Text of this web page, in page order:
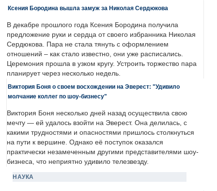
Ксения Бородина вышла замуж за Николая Сердюкова
В декабре прошлого года Ксения Бородина получила
предложение руки и сердца от своего избранника Николая
Сердюкова. Пара не стала тянуть с оформлением
отношений – как стало известно, они уже расписались.
Церемония прошла в узком кругу. Устроить торжество пара
планирует через несколько недель.
Виктория Боня о своем восхождении на Эверест: "Удивило
молчание коллег по шоу-бизнесу"
Виктория Боня несколько дней назад осуществила свою
мечту — ей удалось взойти на Эверест. Она делилась, с
какими трудностями и опасностями пришлось столкнуться
на пути к вершине. Однако её поступок оказался
практически незамеченным другими представителями шоу-
бизнеса, что неприятно удивило телезвезду.
НАУКА